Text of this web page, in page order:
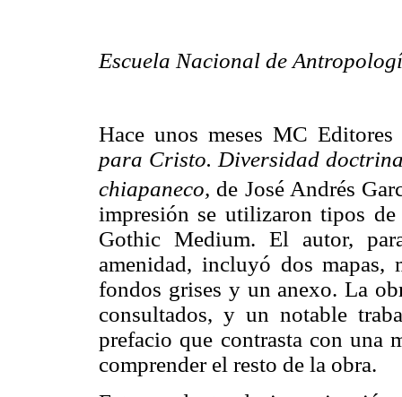
Escuela Nacional de
Hace unos meses MC
para Cristo. Diversidad
chiapaneco, de José Andrés
impresión se utilizaron tipos
Gothic Medium. El autor,
amenidad, incluyó dos mapas,
fondos grises y un anexo. La
consultados, y un notable
prefacio que contrasta con una
comprender el resto de la obra.